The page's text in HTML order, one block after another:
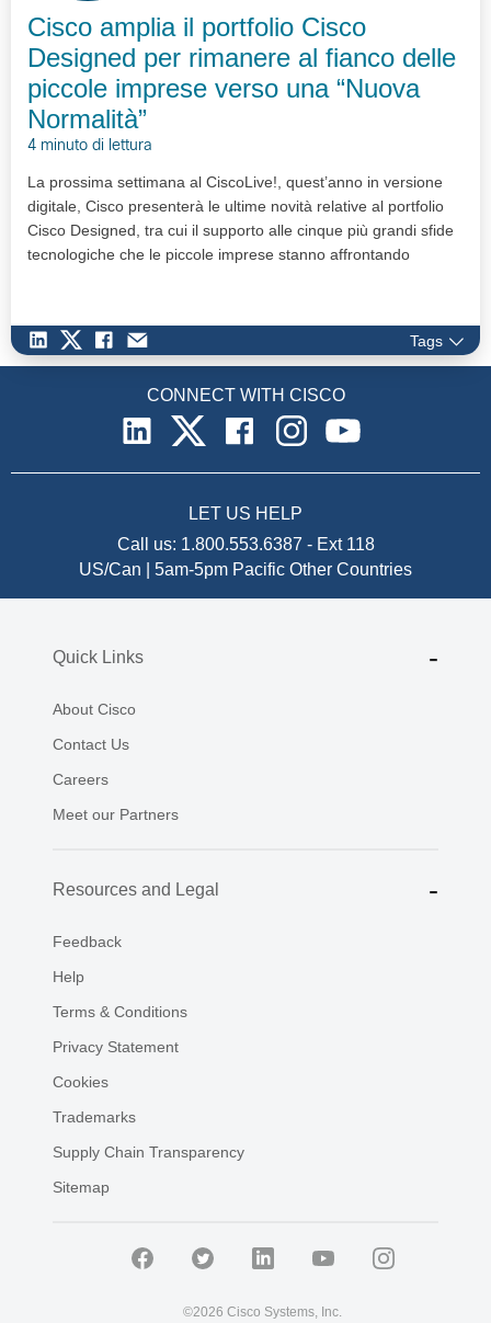
Cisco amplia il portfolio Cisco
Designed per rimanere al fianco delle
piccole imprese verso una “Nuova
Normalità”
4 minuto di lettura
La prossima settimana al CiscoLive!, quest’anno in versione
digitale, Cisco presenterà le ultime novità relative al portfolio
Cisco Designed, tra cui il supporto alle cinque più grandi sfide
tecnologiche che le piccole imprese stanno affrontando
Tags
CONNECT WITH CISCO
LET US HELP
Call us: 1.800.553.6387 - Ext 118
US/Can | 5am-5pm Pacific Other Countries